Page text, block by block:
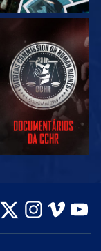
VEJA
EXPLORE A SÉRIE